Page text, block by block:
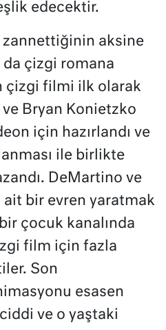
edecektir.
aksine
çizgi romana
çizgi filmi ilk olarak
Bryan Konietzko
için hazırlandı ve
ile birlikte
DeMartino ve
ait bir evren yaratmak
çocuk kanalında
film için fazla
Son
esasen
ve o yaştaki